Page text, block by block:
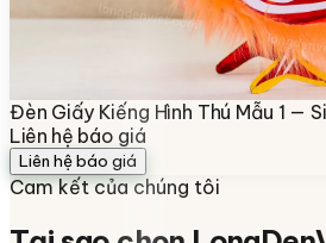
Đèn Giấy Kiếng Hình Thú Mẫu 1 —
Liên hệ báo giá
Liên hệ báo giá
Cam kết của chúng tôi